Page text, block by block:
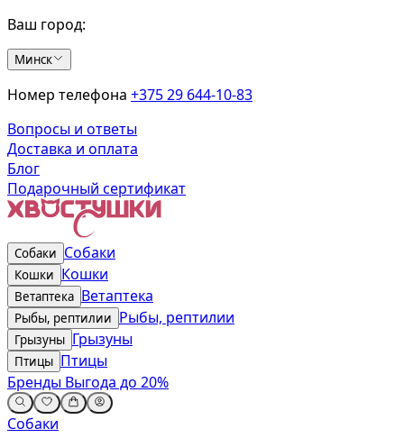
Ваш город:
Минск
Номер телефона +375 29 644-10-83
Вопросы и ответы
Доставка и оплата
Блог
Подарочный сертификат
Собаки Собаки
Кошки Кошки
Ветаптека Ветаптека
Рыбы, рептилии Рыбы, рептилии
Грызуны Грызуны
Птицы Птицы
Бренды Выгода до 20%
Собаки